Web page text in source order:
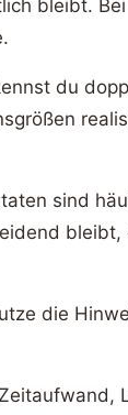
bleibt.
du
sind
die